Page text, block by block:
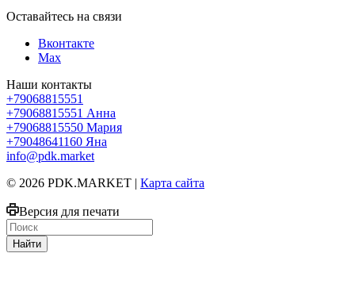
Оставайтесь на связи
Вконтакте
Max
Наши контакты
+79068815551
+79068815551 Анна
+79068815550 Мария
+79048641160 Яна
info@pdk.market
© 2026 PDK.MARKET | Карта сайта
Версия для печати
Найти